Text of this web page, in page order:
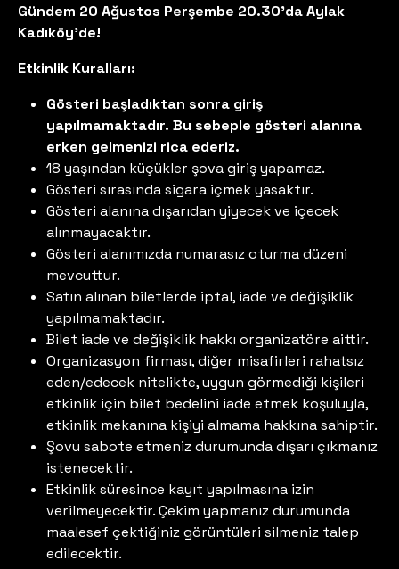
Gündem 20 Ağustos Perşembe 20.30’da Aylak
Kadıköy’de!
Etkinlik Kuralları:
Gösteri başladıktan sonra giriş
yapılmamaktadır. Bu sebeple gösteri alanına
erken gelmenizi rica ederiz.
18 yaşından küçükler şova giriş yapamaz.
Gösteri sırasında sigara içmek yasaktır.
Gösteri alanına dışarıdan yiyecek ve içecek
alınmayacaktır.
Gösteri alanımızda numarasız oturma düzeni
mevcuttur.
Satın alınan biletlerde iptal, iade ve değişiklik
yapılmamaktadır.
Bilet iade ve değişiklik hakkı organizatöre aittir.
Organizasyon firması, diğer misafirleri rahatsız
eden/edecek nitelikte, uygun görmediği kişileri
etkinlik için bilet bedelini iade etmek koşuluyla,
etkinlik mekanına kişiyi almama hakkına sahiptir.
Şovu sabote etmeniz durumunda dışarı çıkmanız
istenecektir.
Etkinlik süresince kayıt yapılmasına izin
verilmeyecektir. Çekim yapmanız durumunda
maalesef çektiğiniz görüntüleri silmeniz talep
edilecektir.